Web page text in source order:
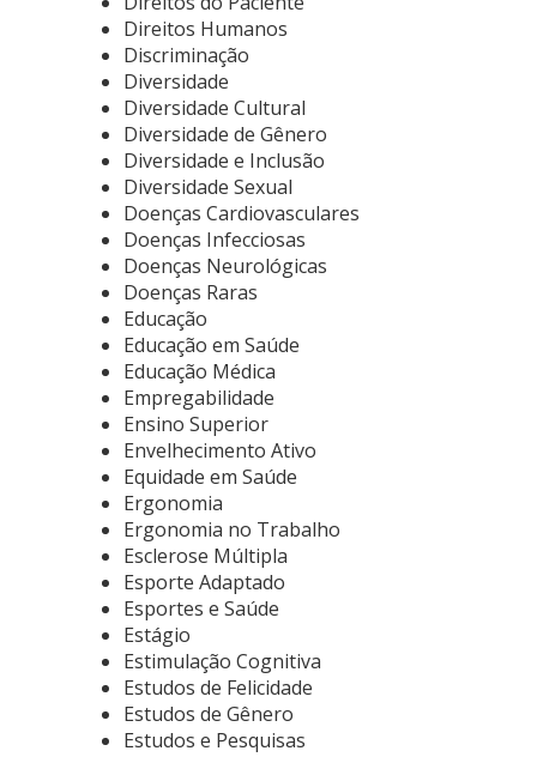
Direitos Humanos
Discriminação
Diversidade
Diversidade Cultural
Diversidade de Gênero
Diversidade e Inclusão
Diversidade Sexual
Doenças Cardiovasculares
Doenças Infecciosas
Doenças Neurológicas
Doenças Raras
Educação
Educação em Saúde
Educação Médica
Empregabilidade
Ensino Superior
Envelhecimento Ativo
Equidade em Saúde
Ergonomia
Ergonomia no Trabalho
Esclerose Múltipla
Esporte Adaptado
Esportes e Saúde
Estágio
Estimulação Cognitiva
Estudos de Felicidade
Estudos de Gênero
Estudos e Pesquisas